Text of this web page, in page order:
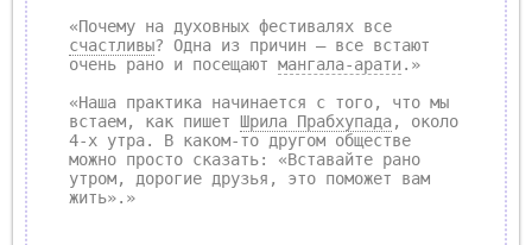
«Почему на духовных фестивалях все
счастливы? Одна из причин – все встают
очень рано и посещают мангала-арати .»
«Наша практика начинается с того, что мы
встаем, как пишет Шрила Прабхупада, около
4-х утра. В каком-то другом обществе
можно просто сказать: «Вставайте рано
утром, дорогие друзья, это поможет вам
жить».»